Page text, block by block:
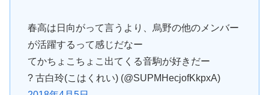
春高は日向がって言うより、烏野の他のメンバー
が活躍するって感じだなー
てかちょこちょこ出てくる音駒が好きだー
? 古白玲(こはくれい) (@SUPMHecjofKkpxA)